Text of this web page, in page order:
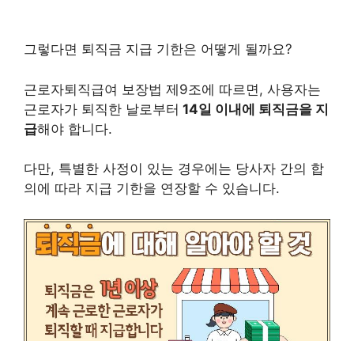
그렇다면 퇴직금 지급 기한은 어떻게 될까요?
근로자퇴직급여 보장법 제9조에 따르면, 사용자는
근로자가 퇴직한 날로부터 14일 이내에 퇴직금을 지
급해야 합니다.
다만, 특별한 사정이 있는 경우에는 당사자 간의 합
의에 따라 지급 기한을 연장할 수 있습니다.